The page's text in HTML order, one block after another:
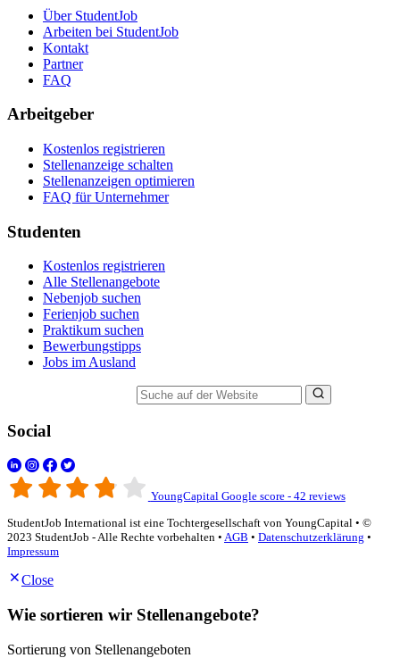
Über StudentJob
Arbeiten bei StudentJob
Kontakt
Partner
FAQ
Arbeitgeber
Kostenlos registrieren
Stellenanzeige schalten
Stellenanzeigen optimieren
FAQ für Unternehmer
Studenten
Kostenlos registrieren
Alle Stellenangebote
Nebenjob suchen
Ferienjob suchen
Praktikum suchen
Bewerbungstipps
Jobs im Ausland
Social
YoungCapital Google score - 42 reviews
StudentJob International ist eine Tochtergesellschaft von YoungCapital • ©
2023 StudentJob - Alle Rechte vorbehalten • AGB • Datenschutzerklärung •
Impressum
Close
Wie sortieren wir Stellenangebote?
Sortierung von Stellenangeboten